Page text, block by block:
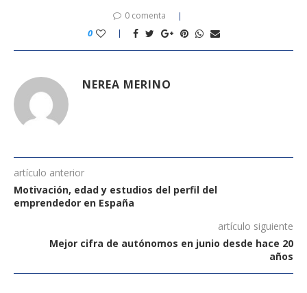
0 comenta
0
NEREA MERINO
artículo anterior
Motivación, edad y estudios del perfil del
emprendedor en España
artículo siguiente
Mejor cifra de autónomos en junio desde hace 20
años